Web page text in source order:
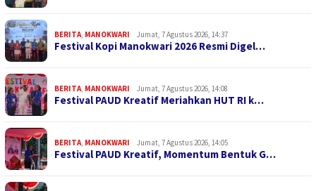
BERITA, MANOKWARI Jumat, 7 Agustus 2026, 14:37
Festival Kopi Manokwari 2026 Resmi Digel…
BERITA, MANOKWARI Jumat, 7 Agustus 2026, 14:08
Festival PAUD Kreatif Meriahkan HUT RI k…
BERITA, MANOKWARI Jumat, 7 Agustus 2026, 14:05
Festival PAUD Kreatif, Momentum Bentuk G…